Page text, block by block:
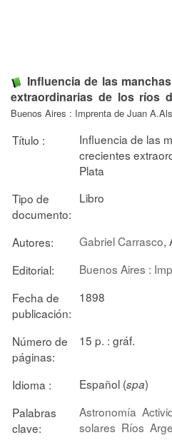
Influencia de las
extraordinarias de los ríos
Buenos Aires : Imprenta de Juan
Título :
Influencia de las
crecientes
Plata
Tipo de
documento:
Libro
Autores: Gabriel Carrasco,
Editorial:
Buenos Aires :
Fecha de
publicación:
1898
Número de
páginas:
15 p. : gráf.
Idioma : Español (spa)
Palabras
clave:
Astronomía
solares Ríos